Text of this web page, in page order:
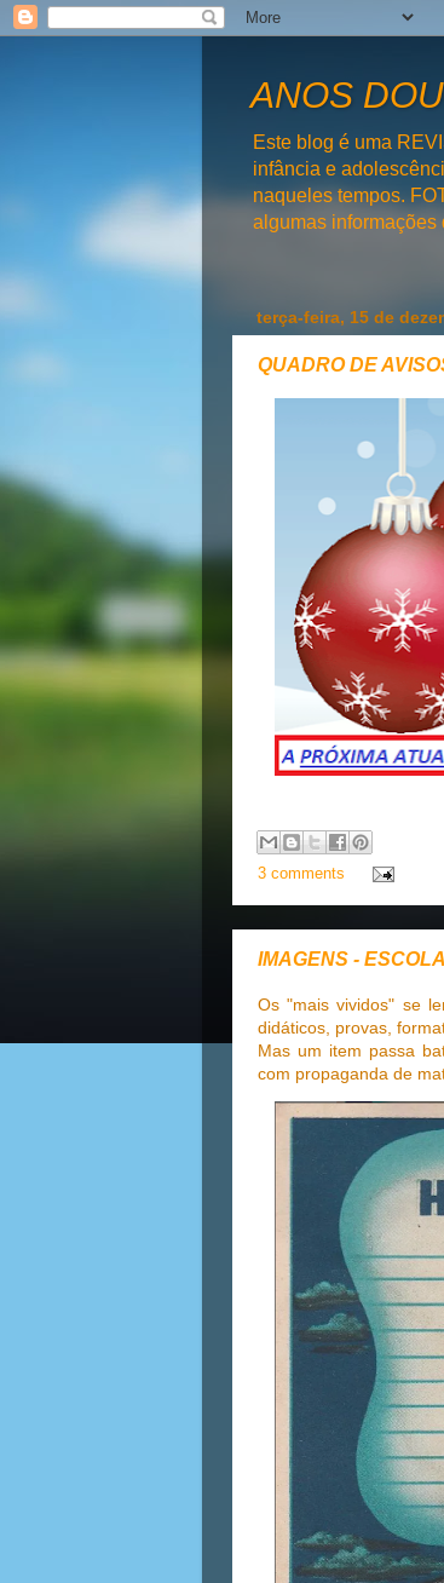
ANOS
Este blog é uma
infância e
naqueles tempos.
algumas informações
terça-feira, 15 de
QUADRO DE
3 comments
IMAGENS -
Os "mais vividos" se
didáticos, provas,
Mas um item passa
com propaganda de